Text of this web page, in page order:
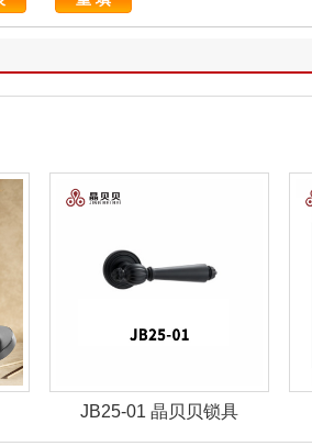
JB25-03 晶贝贝锁具